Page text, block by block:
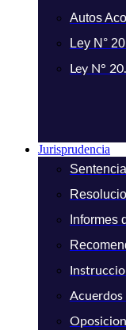
Autos
Ley N°
Ley N°
Jurisprudencia
Informes
Acuerdos